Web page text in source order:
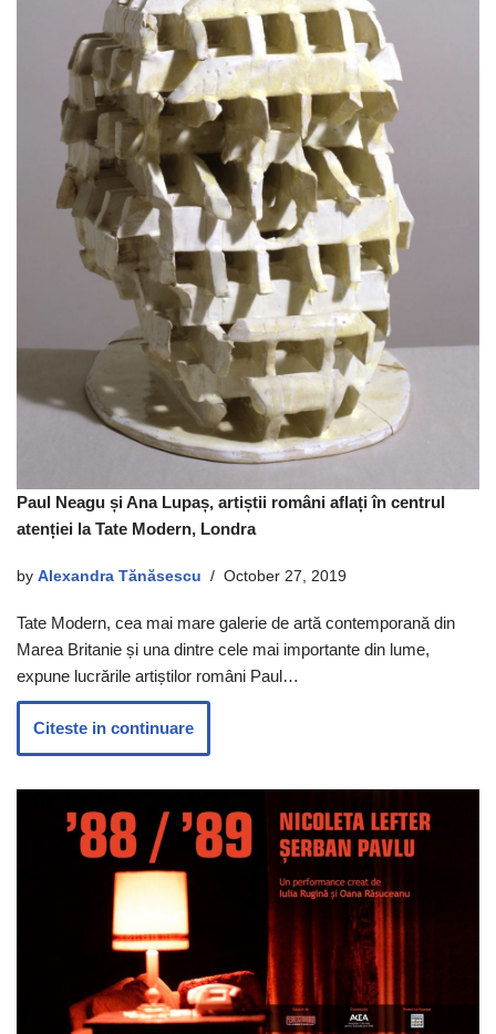
Paul Neagu și Ana Lupaș, artiștii români aflați în centrul
atenției la Tate Modern, Londra
by Alexandra Tănăsescu October 27, 2019
Tate Modern, cea mai mare galerie de artă contemporană din
Marea Britanie și una dintre cele mai importante din lume,
expune lucrările artiștilor români Paul…
Citeste in continuare